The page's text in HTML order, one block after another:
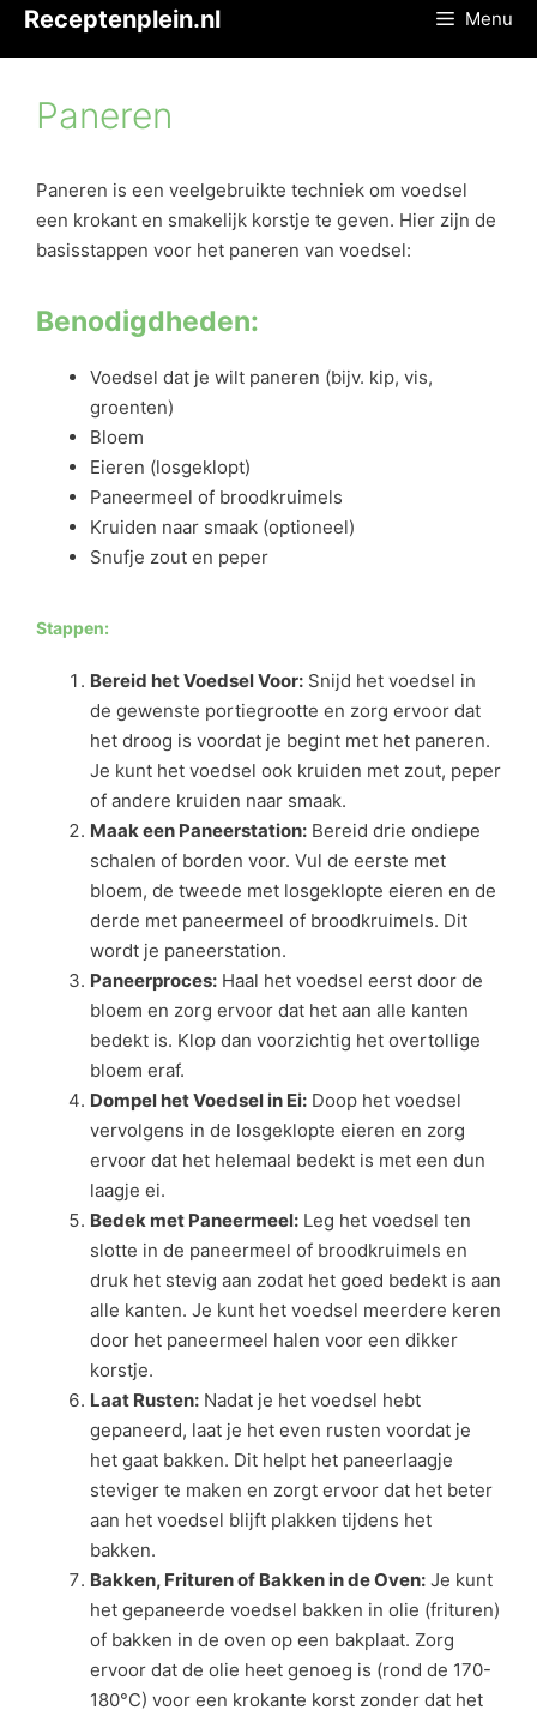
inhoud
Receptenplein.nl Menu
Paneren
Paneren is een veelgebruikte techniek om voedsel
een krokant en smakelijk korstje te geven. Hier zijn de
basisstappen voor het paneren van voedsel:
Benodigdheden:
Voedsel dat je wilt paneren (bijv. kip, vis,
groenten)
Bloem
Eieren (losgeklopt)
Paneermeel of broodkruimels
Kruiden naar smaak (optioneel)
Snufje zout en peper
Stappen:
Bereid het Voedsel Voor: Snijd het voedsel in
de gewenste portiegrootte en zorg ervoor dat
het droog is voordat je begint met het paneren.
Je kunt het voedsel ook kruiden met zout, peper
of andere kruiden naar smaak.
Maak een Paneerstation: Bereid drie ondiepe
schalen of borden voor. Vul de eerste met
bloem, de tweede met losgeklopte eieren en de
derde met paneermeel of broodkruimels. Dit
wordt je paneerstation.
Paneerproces: Haal het voedsel eerst door de
bloem en zorg ervoor dat het aan alle kanten
bedekt is. Klop dan voorzichtig het overtollige
bloem eraf.
Dompel het Voedsel in Ei: Doop het voedsel
vervolgens in de losgeklopte eieren en zorg
ervoor dat het helemaal bedekt is met een dun
laagje ei.
Bedek met Paneermeel: Leg het voedsel ten
slotte in de paneermeel of broodkruimels en
druk het stevig aan zodat het goed bedekt is aan
alle kanten. Je kunt het voedsel meerdere keren
door het paneermeel halen voor een dikker
korstje.
Laat Rusten: Nadat je het voedsel hebt
gepaneerd, laat je het even rusten voordat je
het gaat bakken. Dit helpt het paneerlaagje
steviger te maken en zorgt ervoor dat het beter
aan het voedsel blijft plakken tijdens het
bakken.
Bakken, Frituren of Bakken in de Oven: Je kunt
het gepaneerde voedsel bakken in olie (frituren)
of bakken in de oven op een bakplaat. Zorg
ervoor dat de olie heet genoeg is (rond de 170-
180°C) voor een krokante korst zonder dat het